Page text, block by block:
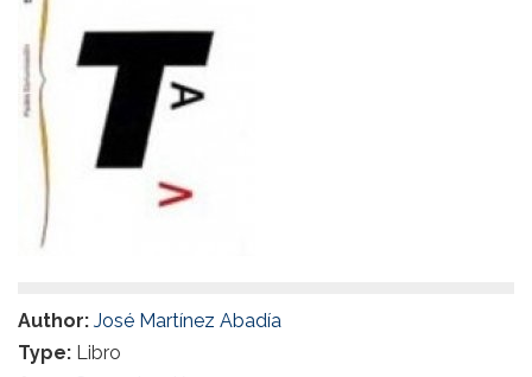
Author: José Martínez Abadía
Type: Libro